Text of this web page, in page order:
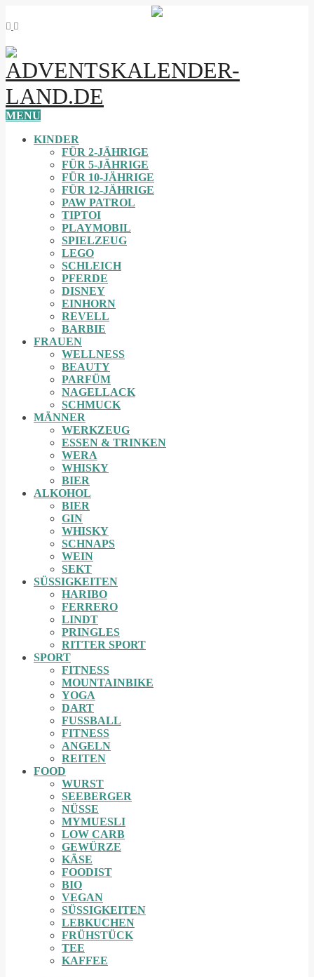
MENU
KINDER
FÜR 2-JÄHRIGE
FÜR 5-JÄHRIGE
FÜR 10-JÄHRIGE
FÜR 12-JÄHRIGE
PAW PATROL
TIPTOI
PLAYMOBIL
SPIELZEUG
LEGO
SCHLEICH
PFERDE
DISNEY
EINHORN
REVELL
BARBIE
FRAUEN
WELLNESS
BEAUTY
PARFÜM
NAGELLACK
SCHMUCK
MÄNNER
WERKZEUG
ESSEN & TRINKEN
WERA
WHISKY
BIER
ALKOHOL
BIER
GIN
WHISKY
SCHNAPS
WEIN
SEKT
SÜSSIGKEITEN
HARIBO
FERRERO
LINDT
PRINGLES
RITTER SPORT
SPORT
FITNESS
MOUNTAINBIKE
YOGA
DART
FUSSBALL
FITNESS
ANGELN
REITEN
FOOD
WURST
SEEBERGER
NÜSSE
MYMUESLI
LOW CARB
GEWÜRZE
KÄSE
FOODIST
BIO
VEGAN
SÜSSIGKEITEN
LEBKUCHEN
FRÜHSTÜCK
TEE
KAFFEE